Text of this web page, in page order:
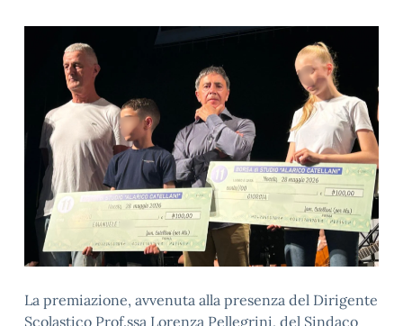
La premiazione, avvenuta alla presenza del Dirigente
Scolastico Prof.ssa Lorenza Pellegrini, del Sindaco